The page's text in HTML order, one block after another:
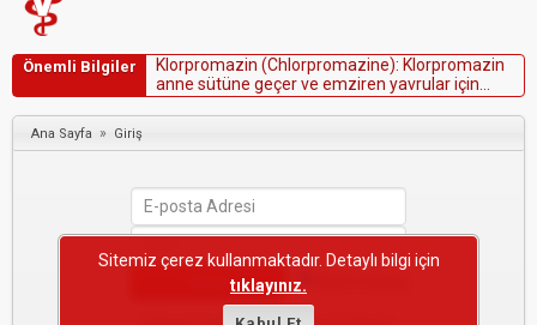
Önemli Bilgiler Korpromazin (Ch orpromazine): Korpromazin
anne sütüne geçerve emziren yavru ariçin
güvenlikgarantiedilemez.
Ana Sayfa » Giriş
Sitemiz çerez kullanmaktadır. Detaylı bilgi için
tıklayınız.